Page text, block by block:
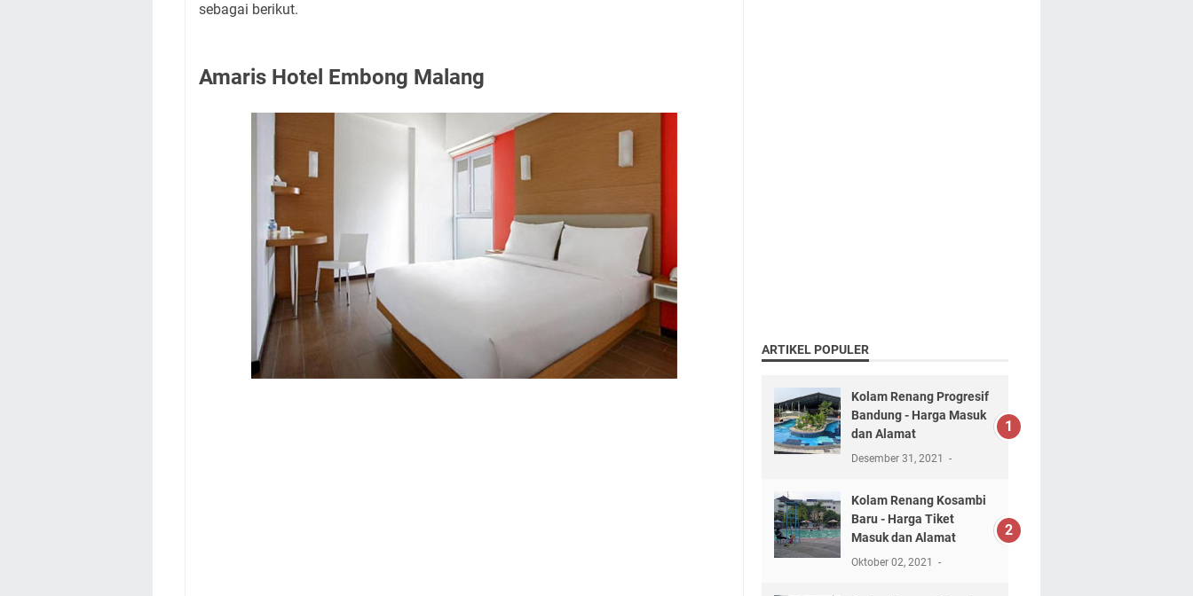
sebagai berikut.
Amaris Hotel Embong Malang
ARTIKEL POPULER
Kolam Renang Progresif
Bandung - Harga Masuk
dan Alamat
Desember 31, 2021
Kolam Renang Kosambi
Baru - Harga Tiket
Masuk dan Alamat
Oktober 02, 2021